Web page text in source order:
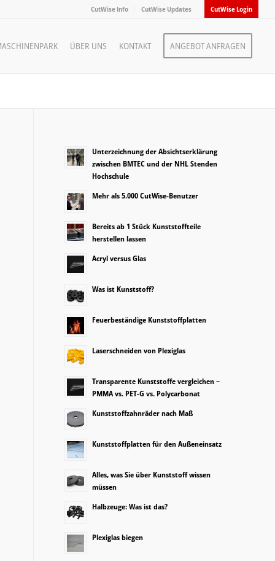
CutWise Info CutWise Updates CutWise Login
ÜBER UNS KONTAKT ANGEBOT ANFRAGEN
Unterzeichnung der Absichtserklärung
zwischen BMTEC und der NHL Stenden
Hochschule
Mehr als 5.000 CutWise-Benutzer
Bereits ab 1 Stück Kunststoffteile
herstellen lassen
Acryl versus Glas
Was ist Kunststoff?
Feuerbeständige Kunststoffplatten
Laserschneiden von Plexiglas
Transparente Kunststoffe vergleichen –
PMMA vs. PET-G vs. Polycarbonat
Kunststoffzahnräder nach Maß
Kunststoffplatten für den Außeneinsatz
Alles, was Sie über Kunststoff wissen
müssen
Halbzeuge: Was ist das?
Plexiglas biegen